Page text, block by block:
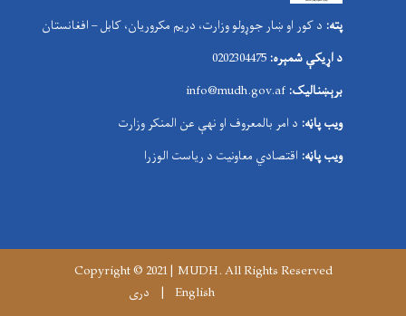
پته: د کور او ښار جوړولو وزارت، دریم مکروریان، کابل – افغانستان
د اړیکې شمېره:
برېښنالیک:
info@mudh.gov.af
ویب پاڼه: د امر بالمعروف او نهې عن المنکر وزارت
ویب پاڼه: اقتصادي معاونیت د ریاست الوزرا
Copyright © 2021 | MUDH. All Rights Reserved
English
دری